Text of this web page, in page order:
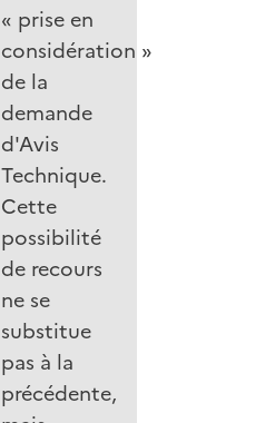
« prise en
considération »
de la
demande
d'Avis
Technique.
Cette
possibilité
de recours
ne se
substitue
pas à la
précédente,